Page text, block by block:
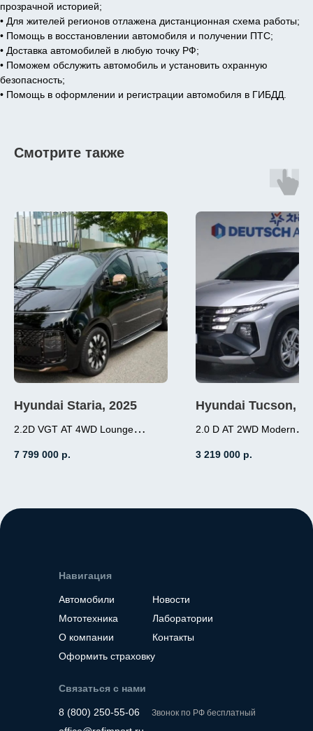
прозрачной историей;
• Для жителей регионов отлажена дистанционная схема работы;
• Помощь в восстановлении автомобиля и получении ПТС;
• Доставка автомобилей в любую точку РФ;
• Поможем обслужить автомобиль и установить охранную
безопасность;
• Помощь в оформлении и регистрации автомобиля в ГИБДД.
Смотрите также
Hyundai Staria, 2025
2.2D VGT AT 4WD Lounge
7 799 000 р.
Hyundai Tucson,
2.0 D AT 2WD Modern
Место нахождение -
3 219 000 р.
Навигация
Автомобили
Мототехника
О компании
Оформить страховку
Новости
Лаборатории
Контакты
Связаться с нами
8 (800) 250-55-06
Звонок по РФ бесплатный